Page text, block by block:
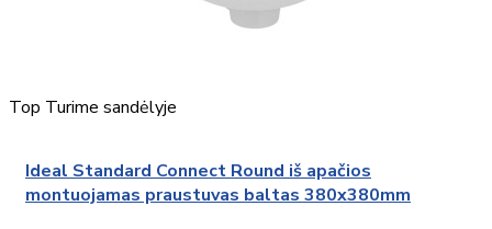
Top Turime sandėlyje
Ideal Standard Connect Round iš apačios
montuojamas praustuvas baltas 380x380mm